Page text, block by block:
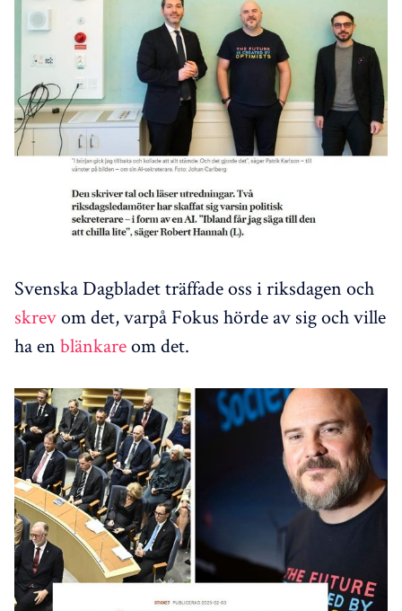
Svenska Dagbladet träffade oss i riksdagen och
skrevom det, varpå Fokus hörde av sig och ville
ha en blänkareom det.